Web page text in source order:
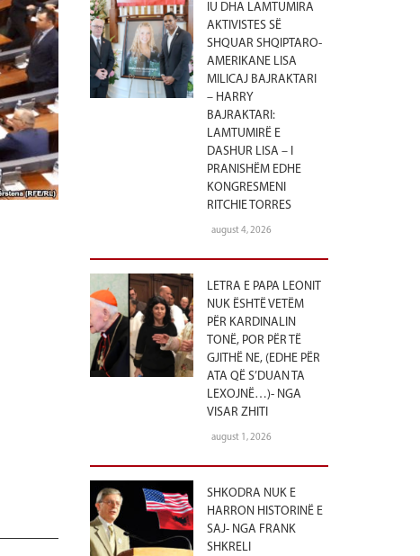
IU DHA LAMTUMIRA
AKTIVISTES SË
SHQUAR SHQIPTARO-
AMERIKANE LISA
MILICAJ BAJRAKTARI
– HARRY
BAJRAKTARI:
LAMTUMIRË E
DASHUR LISA – I
PRANISHËM EDHE
KONGRESMENI
RITCHIE TORRES
august 4, 2026
LETRA E PAPA LEONIT
NUK ËSHTË VETËM
PËR KARDINALIN
TONË, POR PËR TË
GJITHË NE, (EDHE PËR
ATA QË S’DUAN TA
LEXOJNË…)- NGA
VISAR ZHITI
august 1, 2026
SHKODRA NUK E
HARRON HISTORINË E
SAJ- NGA FRANK
SHKRELI